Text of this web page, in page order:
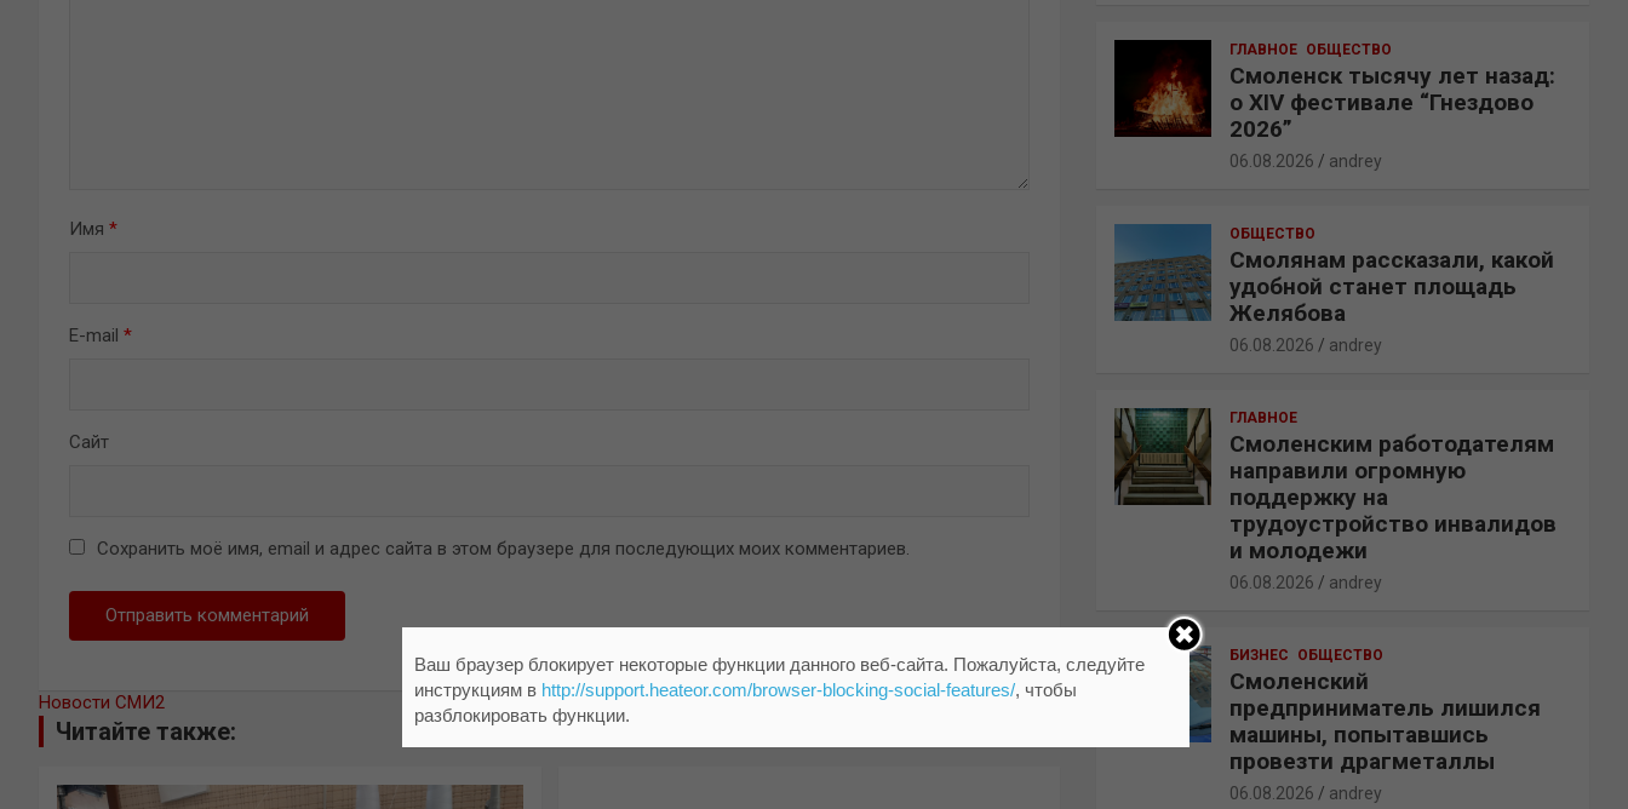
Имя *
E-mail *
Сайт
Сохранить моё имя, email и адрес сайта в этом браузере для последующих моих комментариев.
Новости СМИ2
Читайте также:
ГЛАВНОЕ ОБЩЕСТВО
Смоленск тысячу лет назад:
о XIV фестивале “Гнездово
2026”
06.08.2026 andrey
ОБЩЕСТВО
Смолянам рассказали, какой
удобной станет площадь
Желябова
06.08.2026 andrey
ГЛАВНОЕ
Смоленским работодателям
направили огромную
поддержку на
трудоустройство инвалидов
и молодежи
06.08.2026 andrey
БИЗНЕС ОБЩЕСТВО
Смоленский
предприниматель лишился
машины, попытавшись
провезти драгметаллы
06.08.2026 andrey
Ваш браузер блокирует некоторые функции данного веб-сайта. Пожалуйста, следуйте
инструкциям в http://support.heateor.com/browser-blocking-social-features/, чтобы
разблокировать функции.